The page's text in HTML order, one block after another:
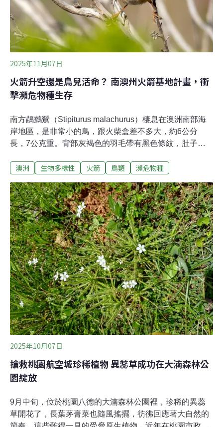
邀請民眾親自參觀，在行動與命運之間作出選擇。陳登欽
也表示，要給博物館從業人員鼓勵，因為他們不放棄地策
劃環境保育、物種與自然史的展覽，不斷提醒社會大
2025年11月07日
火箭升空還是鳥兒活命？ 南澳州火箭基地計畫，衝
擊瀕危物種生存
南方鶓鷯鶯（Stipiturus malachurus）棲息在澳洲南部海
岸地區，是非常小的鳥，跟火柴盒差不多大，約6公分
長，7公克重。背部灰褐色的羽毛帶有黑色條紋，肚子是
特的天藍色。南方鶓鷯鶯飛不遠，只能在灌木叢中靠著小
發射基地計畫將讓牠們的棲地更加破碎。飛不高也跳不
遠 火箭基地開發敲警鐘南方鶓鷯鶯廣泛分布於澳洲海岸地
區。依據澳洲環境法規標準，棲息於南澳州的三個亞種均
已瀕危。其中，在艾爾半島（Eyre Peninsula）的亞種僅
剩750隻，分布在11個分散的棲地，威爾斯灣（Whalers
Way）是關鍵地點。因此，澳洲2024年批准「南方發射」
（Southern Launch）在威爾斯灣建造永久火箭發射基地
時，保育人士十分擔憂。南方鶓鷯鶯生活在石楠地
（heathlands），擅長在茂密低矮
澳洲 生物多樣性 火箭 鳥類 瀕危物種
2025年10月07日
搶救桃園航空城珍稀植物 異蕊草成功在大湳森林公
園綻放
9月中旬，位於桃園八德的大湳森林公園裡，珍稀的異蕊
草開花了，長葉茅膏菜也隨風搖擺，彷彿回應著大自然的